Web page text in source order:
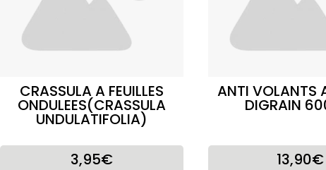
CRASSULA A FEUILLES
ONDULEES(CRASSULA
UNDULATIFOLIA)
3,95€
ANTI VOLANTS
DIGRAIN
13,90€